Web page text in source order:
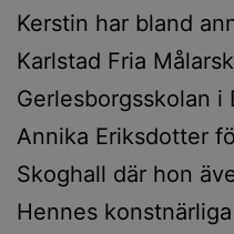
Kerstin har bland
Karlstad Fria
Gerlesborgsskolan i
Annika Eriksdotter
Skoghall där hon
Hennes